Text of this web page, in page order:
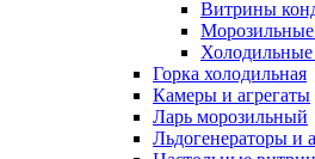
Витрины
Горка холодильная
Камеры и агрегаты
Ларь морозильный
Льдогенераторы и